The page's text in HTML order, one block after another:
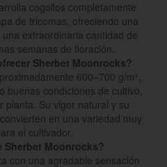
cogollos completamente
de tricomas, ofreciendo una
extraordinaria cantidad de
semanas de floración.
Sherbet Moonrocks?
600–700 g/m²,
buenas condiciones de cultivo,
planta. Su vigor natural y su
en una variedad muy
el cultivador.
Sherbet Moonrocks?
con una agradable sensación